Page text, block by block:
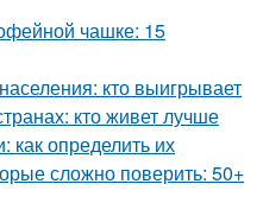
чашке: 15
кто выигрывает
кто живет лучше
определить их
сложно поверить: 50+